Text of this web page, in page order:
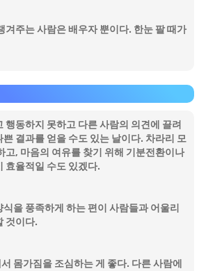
겨주는 사람은 배우자 뿐이다. 한눈 팔 때가
행동하지 못하고 다른 사람의 의견에 끌려
결과를 얻을 수도 있는 날이다. 차라리 모
고, 마음의 여유를 찾기 위해 기분전환이나
효율적일 수도 있겠다.
을 풍족하게 하는 편이 사람들과 어울리
것이다.
몸가짐을 조심하는 게 좋다. 다른 사람에